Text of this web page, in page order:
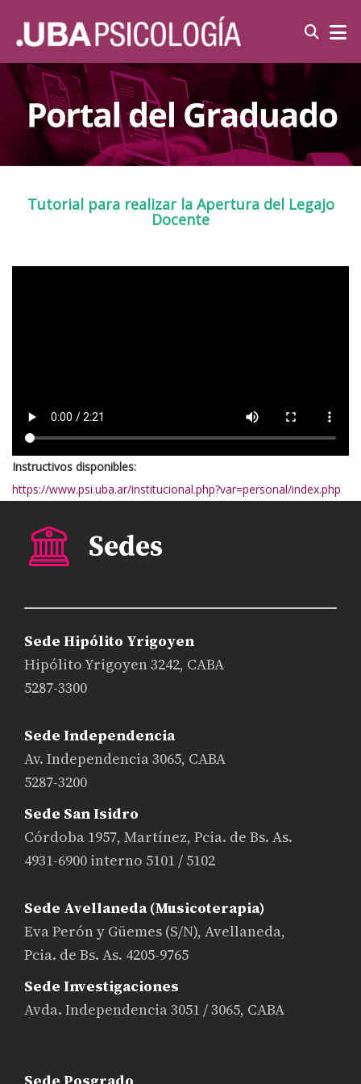
Tutorial para realizar la Apertura del Legajo
Docente
Instructivos disponibles:
https://www.psi.uba.ar/institucional.php?var=personal/index.php
Sede Hipólito Yrigoyen
Hipólito Yrigoyen 3242, CABA
5287-3300
Sede Independencia
Av. Independencia 3065, CABA
5287-3200
Sede San Isidro
Córdoba 1957, Martínez, Pcia. de Bs. As.
4931-6900 interno 5101 / 5102
Sede Avellaneda (Musicoterapia)
Eva Perón y Güemes (S/N), Avellaneda,
Pcia. de Bs. As. 4205-9765
Sede Investigaciones
Avda. Independencia 3051 / 3065, CABA